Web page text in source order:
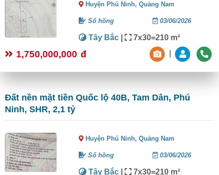
Huyện Phú Ninh,Quảng Nam
Sổ hồng 03/06/2026
Tây Bắc | 7x30=210 m²
1,750,000,000 đ
Đất nền mặt tiền Quốc lộ 40B, Tam Dân, Phú
Ninh, SHR, 2,1 tỷ
Huyện Phú Ninh,Quảng Nam
Sổ hồng 03/06/2026
Tây Bắc | 7x30=210 m²